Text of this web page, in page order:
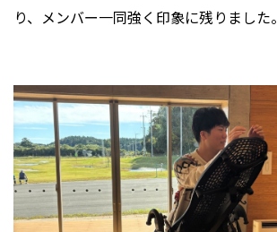
り、メンバー一同強く印象に残りました。